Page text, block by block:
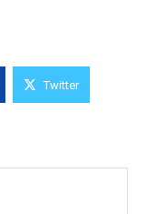
Twitter